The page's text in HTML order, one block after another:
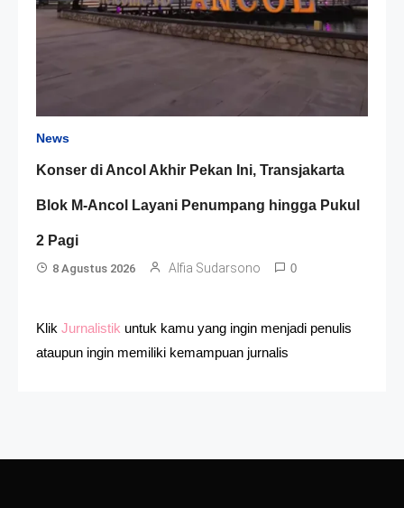
News
Konser di Ancol Akhir Pekan Ini, Transjakarta
Blok M-Ancol Layani Penumpang hingga Pukul
2 Pagi
8 Agustus 2026 Alfia Sudarsono 0
Klik Jurnalistik untuk kamu yang ingin menjadi penulis
ataupun ingin memiliki kemampuan jurnalis